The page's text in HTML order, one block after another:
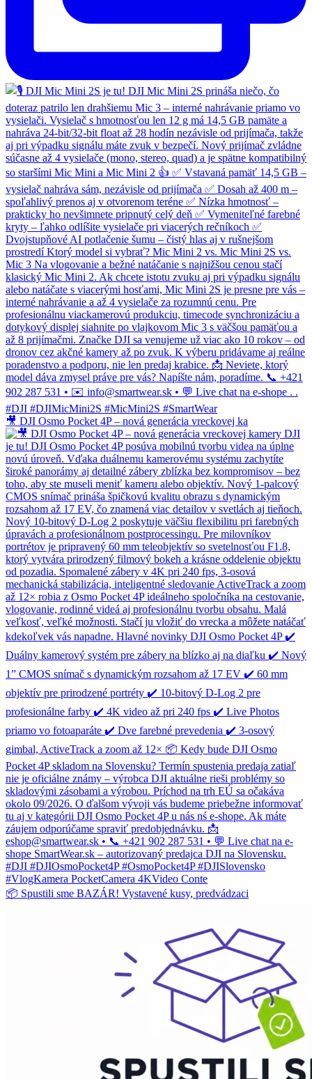
🎥 DJI Osmo Pocket 4P – nová generácia vreckovej ka
📦 Spustili sme BAZÁR! Vystavené kusy, predvádzaci